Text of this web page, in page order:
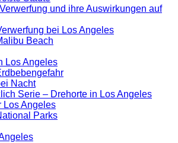
und ihre Auswirkungen auf
bei Los Angeles
Beach
Los Angeles
Nacht
Serie – Drehorte in Los Angeles
Los Angeles
Parks